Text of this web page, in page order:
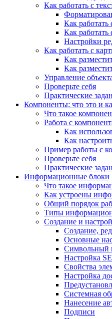
Как работать с
Как работать
Как работать
Настройки
Как работать с
Как
Как
Управление
Проверьте себя
Практические
Компоненты: что это и
Что такое
Работа с
Как
Как
Пример работы с
Проверьте себя
Практические
Информационные блоки
Что такое
Как устроены
Общий порядок
Типы
Создание и
Создание,
Основные
Символьный
Настройка
Свойства
Настройка
Системная
Нанесение
Подписи